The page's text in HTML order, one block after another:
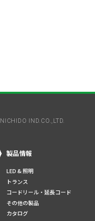
NICHIDO IND.CO.,LTD.
製品情報
LED & 照明
トランス
コードリール・延長コード
その他の製品
カタログ